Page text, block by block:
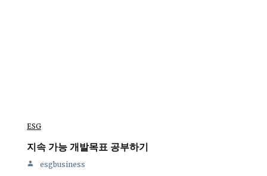
ESG
지속 가능 개발목표 공부하기
esgbusiness